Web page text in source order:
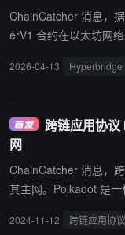
ChainCatcher 消息，
erV1 合约在以太坊网
定，攻击者可重放历史
DOT Token 更改管理
ken 更改管理员及增发（
消息，Hyperbridge 网
发并抛售。
2026-04-13 Hyperbridge
跨链应用协
网
ChainCatcher 消息，
其主网。Polkadot 是
行链插槽后，区块链互
2024-11-12 跨链应用协议